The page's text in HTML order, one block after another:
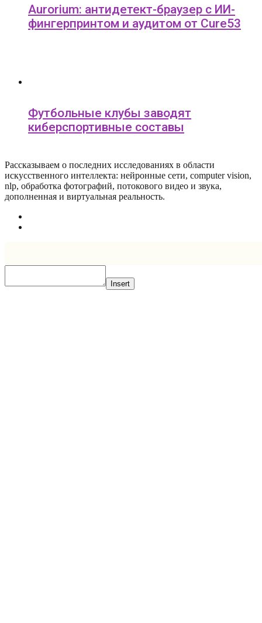
Aurorium: антидетект-браузер с ИИ-
фингерпринтом и аудитом от Cure53
Футбольные клубы заводят
киберспортивные составы
Рассказываем о последних исследованиях в области
искусcтвенного интеллекта: нейронные сети, computer vision,
nlp, обработка фотографий, потокового видео и звука,
дополненная и виртуальная реальность.
Insert